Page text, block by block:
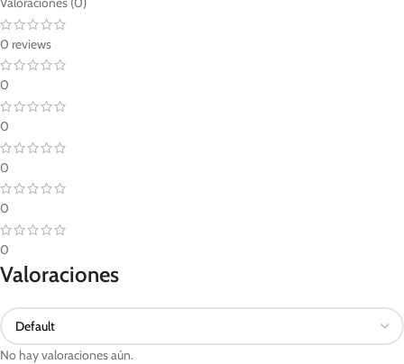
0 reviews
0
0
0
0
0
Valoraciones
No hay valoraciones aún.